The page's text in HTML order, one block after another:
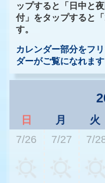
ップすると「日中と
付」をタップすると
す。
カレンダー部分をフ
ダーがご覧になれます
日 月 火
7/26
7/27 7/